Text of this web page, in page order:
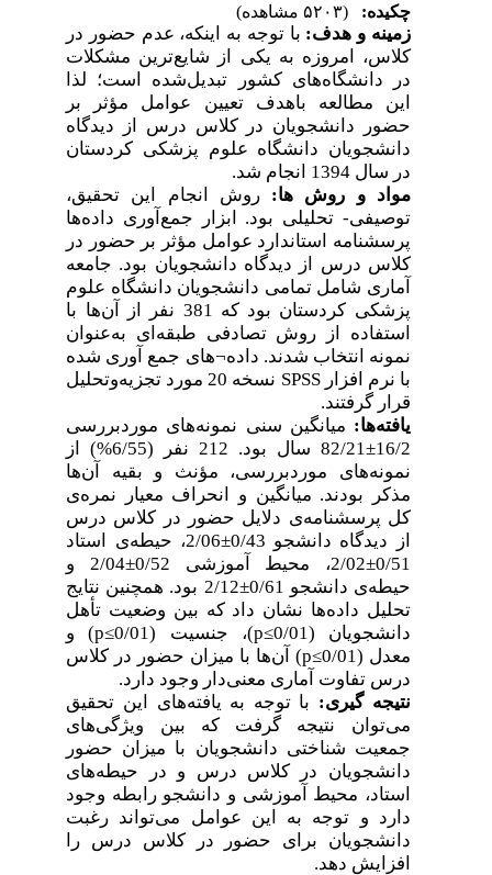
چکیده:
زمینه و هدف:با توجه به اینکه، عدم حضور در
کلاس، امروزه به یکی از شایع‌ترین مشکلات
در دانشگاه‌های کشور تبدیل‌شده است؛ لذا
این مطالعه باهدف تعیین عوامل مؤثر بر
حضور دانشجویان در کلاس درس از دیدگاه
دانشجویان دانشگاه علوم پزشکی کردستان
در سال 1394 انجام شد.
مواد و روش ها:روش انجام این تحقیق،
توصیفی- تحلیلی بود. ابزار جمع‌آوری داده‌ها
پرسشنامه استاندارد عوامل مؤثر بر حضور در
کلاس درس از دیدگاه دانشجویان بود. جامعه
آماری شامل تمامی دانشجویان دانشگاه علوم
پزشکی کردستان بود که 381 نفر از آن‌ها با
استفاده از روش تصادفی طبقه‌ای به‌عنوان
نمونه انتخاب شدند. داده¬های جمع آوری شده
با نرم افزارSPSS
نسخه 20 مورد تجزیه‌وتحلیل
قرار گرفتند.
یافته‌ها:میانگین سنی نمونه‌های موردبررسی
16/2
±
82/21 سال بود. 212 نفر (6/55%) از
نمونه‌های موردبررسی، مؤنث و بقیه آن‌ها
مذکر بودند. میانگین و انحراف معیار نمره‌ی
کل پرسشنامه‌ی دلایل حضور در کلاس درس
از دیدگاه دانشجو 0/43
±
2/06، حیطه‌ی استاد
0/51
±2/02، محیط آموزشی 0/52 ±
2/04 و
حیطه‌ی دانشجو 0/61
±
2/12 بود. همچنین نتایج
تحلیل داده‌ها نشان داد که بین وضعیت تأهل
دانشجویان (0/01
≥
p)، جنسیت (0/01 ≥
p) و
معدل (0/01
≥
p) آن‌ها با میزان حضور در کلاس
درس تفاوت آماری معنی‌دار وجود دارد.
نتیجه گیری:با توجه به یافته‌های این تحقیق
می‌توان نتیجه گرفت که بین ویژگی‌های
جمعیت شناختی دانشجویان با میزان حضور
دانشجویان در کلاس درس و در حیطه‌های
استاد، محیط آموزشی و دانشجو رابطه وجود
دارد و توجه به این عوامل می‌تواند رغبت
دانشجویان برای حضور در کلاس درس را
افزایش دهد.